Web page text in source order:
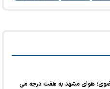
هوای مشهد به هفت درجه می